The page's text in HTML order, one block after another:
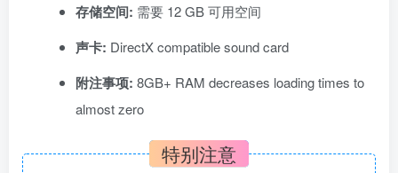
存储空间: 需要 12 GB 可用空间
声卡: DirectX compatible sound card
附注事项: 8GB+ RAM decreases loading times to
almost zero
特别注意